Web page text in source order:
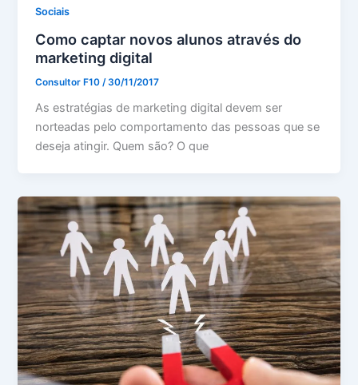
Sociais
Como captar novos alunos através do
marketing digital
Consultor F10 /30/11/2017
As estratégias de marketing digital devem ser
norteadas pelo comportamento das pessoas que se
deseja atingir. Quem são? O que